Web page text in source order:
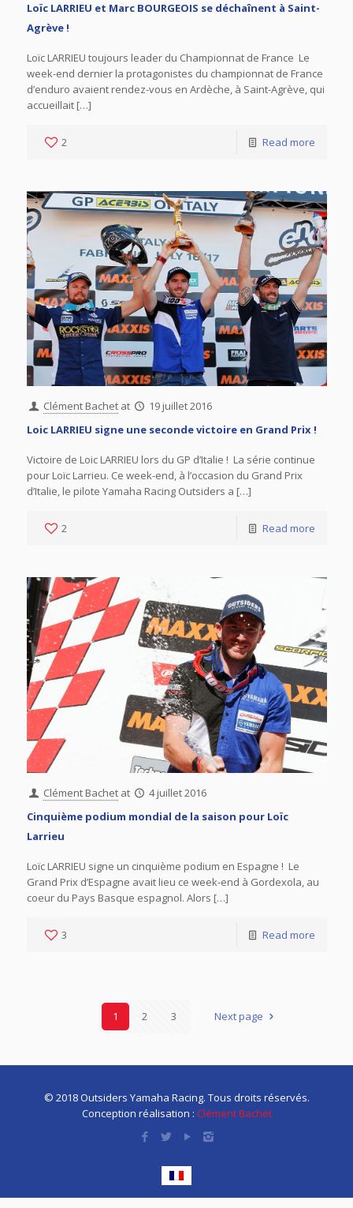
Loïc LARRIEU et Marc BOURGEOIS se déchaînent à Saint-
Agrève !
Loïc LARRIEU toujours leader du Championnat de France Le
week-end dernier la protagonistes du championnat de France
d’enduro avaient rendez-vous en Ardèche, à Saint-Agrève, qui
accueillait […]
2 Read more
Clément Bachet at
19 juillet 2016
Loic LARRIEU signe une seconde victoire en Grand Prix !
Victoire de Loic LARRIEU lors du GP d’Italie ! La série continue
pour Loïc Larrieu. Ce week-end, à l’occasion du Grand Prix
d’Italie, le pilote Yamaha Racing Outsiders a […]
2 Read more
Clément Bachet at
4 juillet 2016
Cinquième podium mondial de la saison pour Loïc
Larrieu
Loïc LARRIEU signe un cinquième podium en Espagne ! Le
Grand Prix d’Espagne avait lieu ce week-end à Gordexola, au
coeur du Pays Basque espagnol. Alors […]
3 Read more
1 2 3 Next page
© 2018 Outsiders Yamaha Racing. Tous droits réservés.
Conception réalisation : Clément Bachet